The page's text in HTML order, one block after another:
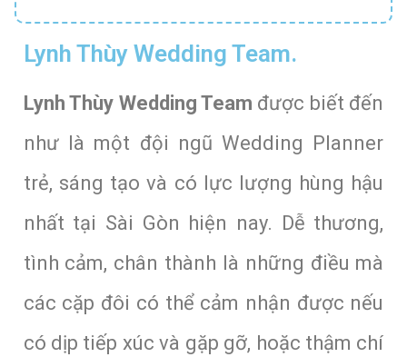
Lynh Thùy Wedding Team.
Lynh Thùy Wedding Team được biết đến
như là một đội ngũ Wedding Planner
trẻ, sáng tạo và có lực lượng hùng hậu
nhất tại Sài Gòn hiện nay. Dễ thương,
tình cảm, chân thành là những điều mà
các cặp đôi có thể cảm nhận được nếu
có dịp tiếp xúc và gặp gỡ, hoặc thậm chí